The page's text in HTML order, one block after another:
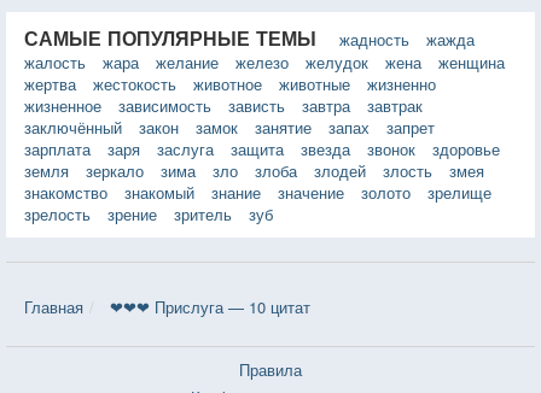
САМЫЕ ПОПУЛЯРНЫЕ ТЕМЫ жадность
жажда
жалость
жара желание железо желудок жена
женщина
жертва
жестокость животное животные
жизненно
жизненное
зависимость зависть завтра
завтрак
заключённый
закон замок занятие запах
запрет
зарплата
заря заслуга защита звезда звонок
здоровье
земля
зеркало зима зло злоба злодей злость
змея
знакомство
знакомый знание значение золото
зрелище
зрелость
зрение зритель зуб
Главная ❤❤❤ Прислуга — 10 цитат
Правила